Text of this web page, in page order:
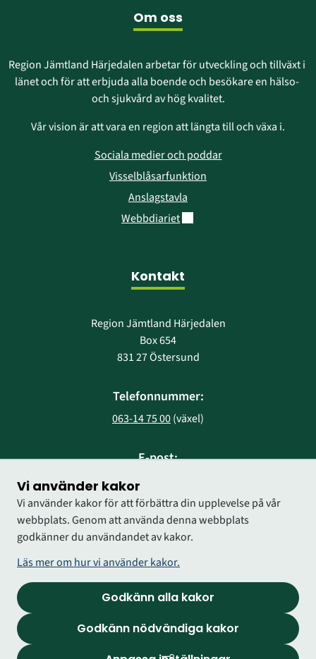
Vi använder kakor
Vi använder kakor för att förbättra din upplevelse på vår
webbplats. Genom att använda denna webbplats
godkänner du användandet av kakor.
Läs mer om hur vi använder kakor.
Godkänn alla kakor
Godkänn nödvändiga kakor
Om oss
Region Jämtland Härjedalen arbetar för utveckling och tillväxt i
länet och för att erbjuda alla boende och besökare en hälso-
och sjukvård av hög kvalitet.
Vår vision är att vara en region att längta till och växa i.
Sociala medier och poddar
Visselblåsarfunktion
Anslagstavla
WebbdiarietLänk till annan webbplats.
Kontakt
Region Jämtland Härjedalen
Box 654
831 27 Östersund
Telefonnummer:
063-14 75 00 (växel)
E-post:
region@regionjh.se